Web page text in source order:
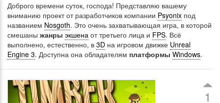
Доброго времени суток, господа! Представляю вашему
вниманию проект от разработчиков компании Psyonix под
названием Nosgoth. Это очень захватывающая игра, в которой
смешаны жанры экшена от третьего лица и FPS. Всё
выполнено, естественно, в 3D на игровом движке Unreal
Engine 3. Доступна она обладателям платформы Windows.
1